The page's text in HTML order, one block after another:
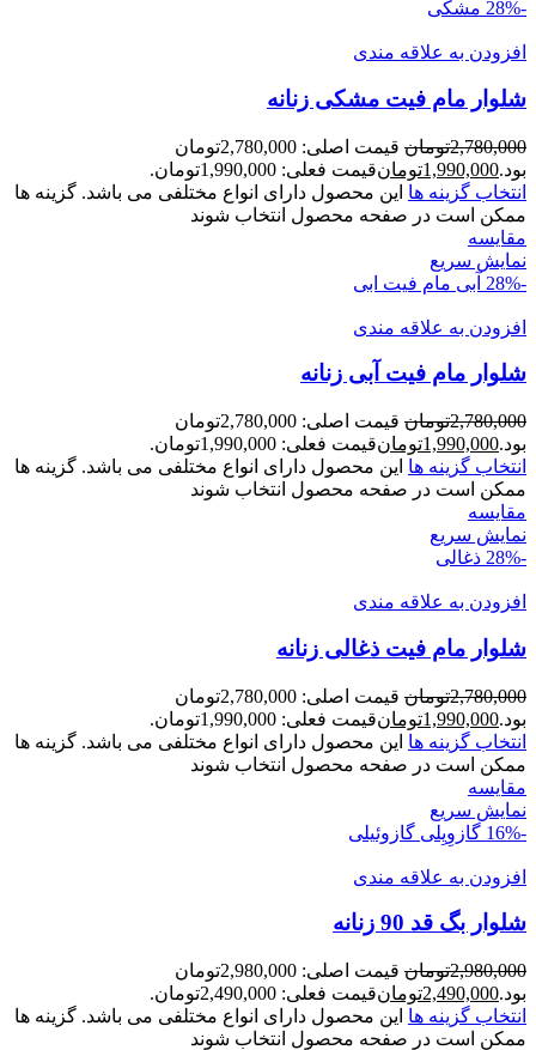
-28% مشکی
افزودن به علاقه مندی
شلوار مام فیت مشکی زنانه
2,780,000تومان
قیمت اصلی: 2,780,000تومان
بود.1,990,000تومانقیمت فعلی: 1,990,000تومان.
انتخاب گزینه ها این محصول دارای انواع مختلفی می باشد. گزینه ها
ممکن است در صفحه محصول انتخاب شوند
مقايسه
نمایش سریع
-28%
آبی مام فیت ابی
افزودن به علاقه مندی
شلوار مام فیت آبی زنانه
2,780,000تومان
قیمت اصلی: 2,780,000تومان
بود.1,990,000تومانقیمت فعلی: 1,990,000تومان.
انتخاب گزینه ها این محصول دارای انواع مختلفی می باشد. گزینه ها
ممکن است در صفحه محصول انتخاب شوند
مقايسه
نمایش سریع
-28%
ذغالی
افزودن به علاقه مندی
شلوار مام فیت ذغالی زنانه
2,780,000تومان
قیمت اصلی: 2,780,000تومان
بود.1,990,000تومانقیمت فعلی: 1,990,000تومان.
انتخاب گزینه ها این محصول دارای انواع مختلفی می باشد. گزینه ها
ممکن است در صفحه محصول انتخاب شوند
مقايسه
نمایش سریع
-16%
گازوِیِلی گازوئیلی
افزودن به علاقه مندی
شلوار بگ قد 90 زنانه
2,980,000تومان
قیمت اصلی: 2,980,000تومان
بود.2,490,000تومانقیمت فعلی: 2,490,000تومان.
انتخاب گزینه ها این محصول دارای انواع مختلفی می باشد. گزینه ها
ممکن است در صفحه محصول انتخاب شوند